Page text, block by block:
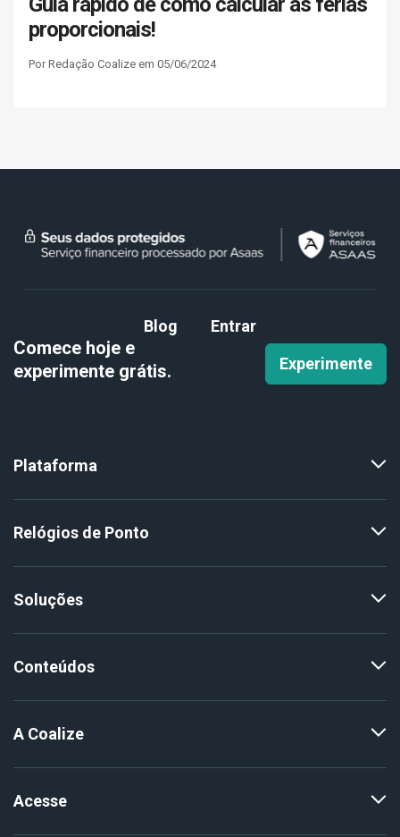
proporcionais!
Por Redação Coalize em 05/06/2024
Blog Entrar
Comece hoje e
experimente grátis. Experimente
Plataforma
Relógios de Ponto
Soluções
Conteúdos
A Coalize
Acesse